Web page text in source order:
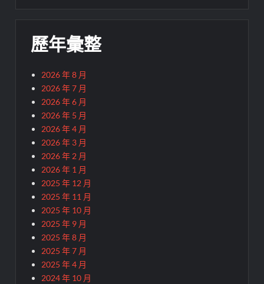
歷年彙整
2026 年 8 月
2026 年 7 月
2026 年 6 月
2026 年 5 月
2026 年 4 月
2026 年 3 月
2026 年 2 月
2026 年 1 月
2025 年 12 月
2025 年 11 月
2025 年 10 月
2025 年 9 月
2025 年 8 月
2025 年 7 月
2025 年 4 月
2024 年 10 月